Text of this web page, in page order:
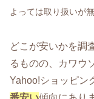
よっては取り扱いが
どこが安いかを調
るものの、カワウ
Yahoo!ショッピン